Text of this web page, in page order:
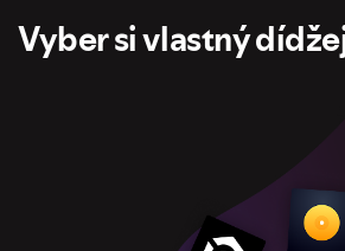
Vyber si vlastný